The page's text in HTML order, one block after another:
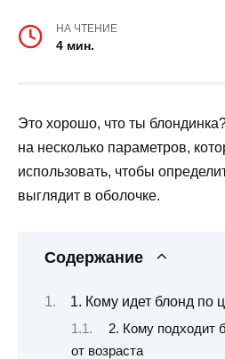
НА ЧТЕНИЕ
4 мин.
Это хорошо, что ты
на несколько параметров,
использовать, чтобы
выглядит в оболочке.
Содержание
1. Кому идет блонд по
2. Кому подходит
от возраста